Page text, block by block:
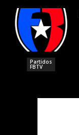
Partidos
FBTV